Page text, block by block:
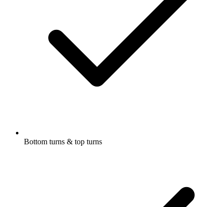
Bottom turns & top turns